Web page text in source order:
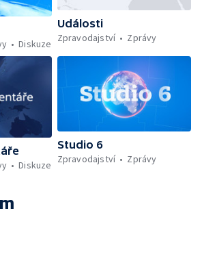
Diskuze
Události
Zpravodajství
Zprávy
Diskuze
Studio 6
Zpravodajství
Zprávy